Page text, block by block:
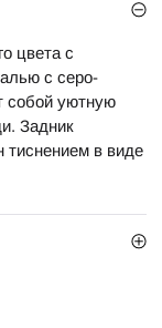
цвета с
с серо-
собой уютную
Задник
тиснением в виде